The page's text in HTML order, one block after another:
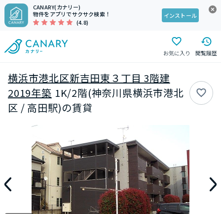
CANARY(カナリー)
物件をアプリでサクサク検索！
(4.8)
インストール
お気に入り 閲覧履歴
横浜市港北区新吉田東３丁目 3階建
2019年築 1K/2階(神奈川県横浜市港北
区 / 高田駅)の賃貸